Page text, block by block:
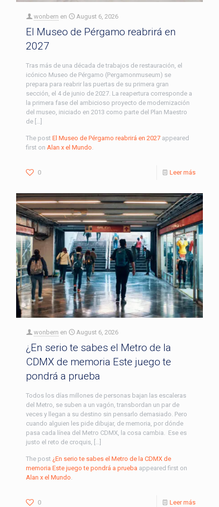
wonbern en August 6, 2026
El Museo de Pérgamo reabrirá en
2027
Tras más de una década de trabajos de restauración, el
icónico Museo de Pérgamo (Pergamonmuseum) se
prepara para reabrir las puertas de su primera gran
sección, el 4 de junio de 2027. La reapertura corresponde a
la primera fase del ambicioso proyecto de modernización
del museo, iniciado en 2013 como parte del Plan Maestro
de […]
The post El Museo de Pérgamo reabrirá en 2027 appeared
first on Alan x el Mundo
0 Leer más
wonbern en August 6, 2026
¿En serio te sabes el Metro de la
CDMX de memoria Este juego te
pondrá a prueba
Todos los días millones de personas bajan las escaleras
del Metro, se suben a un vagón, transbordan un par de
veces y llegan a su destino sin pensarlo demasiado. Pero
cuando alguien les pide dibujar, de memoria, por dónde
pasa cada línea del Metro CDMX, la cosa cambia. Ese es
justo el reto de croquis, […]
The post ¿En serio te sabes el Metro de la CDMX de
memoria Este juego te pondrá a prueba appeared first on
Alan x el Mundo.
0 Leer más